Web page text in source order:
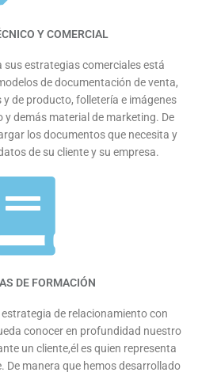
Y COMERCIAL
sus estrategias comerciales está
de documentación de venta,
de producto, folletería e imágenes
y demás material de marketing. De
los documentos que necesita y
de su cliente y su empresa.
DE FORMACIÓN
de relacionamiento con
conocer en profundidad nuestro
un cliente,él es quien representa
De manera que hemos desarrollado